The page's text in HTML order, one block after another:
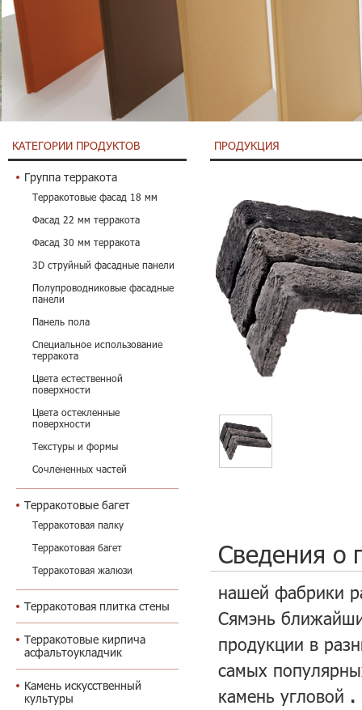
КАТЕГОРИИ ПРОДУКТОВ
Группа терракота
Терракотовые фасад 18 мм
Фасад 22 мм терракота
Фасад 30 мм терракота
3D струйный фасадные панели
Полупроводниковые фасадные
панели
Панель пола
Специальное использование
терракота
Цвета естественной
поверхности
Цвета остекленные
поверхности
Текстуры и формы
Сочлененных частей
Терракотовые багет
Терракотовая палку
Терракотовая багет
Терракотовая жалюзи
Терракотовая плитка стены
Терракотовые кирпича
асфальтоукладчик
Камень искусственный
культуры
ПРОДУКЦИЯ
Сведения о
нашей фабрики
Сямэнь
продукции в
самых
камень угловой .